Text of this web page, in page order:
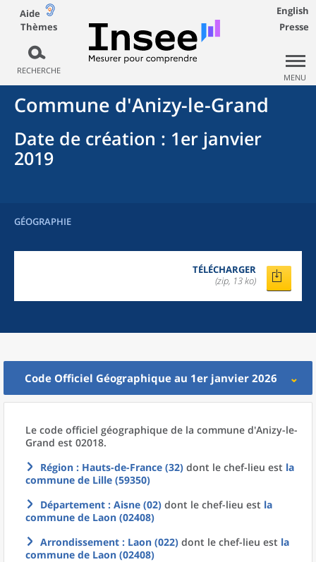
Aide
Thèmes
RECHERCHE
English
Presse
MENU
Commune d'Anizy-le-Grand
Date de création : 1er janvier
2019
GÉOGRAPHIE
TÉLÉCHARGER
(zip, 13 ko)
Code Officiel Géographique au 1er janvier 2026
Le code officiel géographique de la commune d'Anizy-le-
Grand est 02018.
Région : Hauts-de-France (32) dont le chef-lieu est la
commune de Lille (59350)
Département : Aisne (02) dont le chef-lieu est la
commune de Laon (02408)
Arrondissement : Laon (022) dont le chef-lieu est la
commune de Laon (02408)